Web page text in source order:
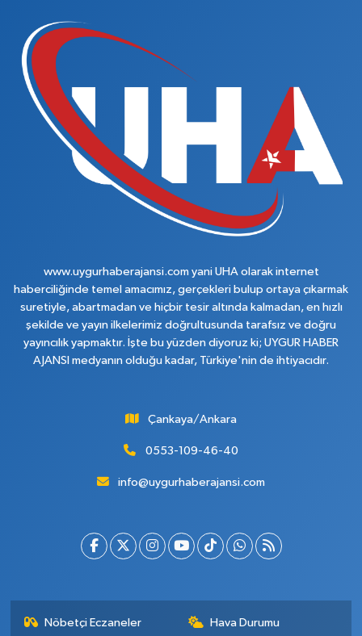
www.uygurhaberajansi.com yani UHA olarak internet
haberciliğinde temel amacımız, gerçekleri bulup ortaya çıkarmak
suretiyle, abartmadan ve hiçbir tesir altında kalmadan, en hızlı
şekilde ve yayın ilkelerimiz doğrultusunda tarafsız ve doğru
yayıncılık yapmaktır. İşte bu yüzden diyoruz ki; UYGUR HABER
AJANSI medyanın olduğu kadar, Türkiye'nin de ihtiyacıdır.
Çankaya/Ankara
0553-109-46-40
info@uygurhaberajansi.com
Nöbetçi Eczaneler Hava Durumu